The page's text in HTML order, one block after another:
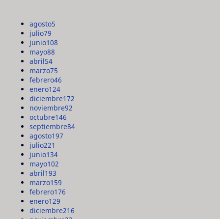
agosto5
julio79
junio108
mayo88
abril54
marzo75
febrero46
enero124
diciembre172
noviembre92
octubre146
septiembre84
agosto197
julio221
junio134
mayo102
abril193
marzo159
febrero176
enero129
diciembre216